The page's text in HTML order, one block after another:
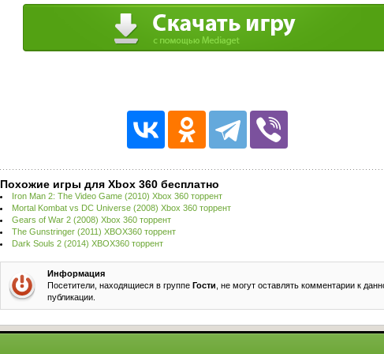
Похожие игры для Xbox 360 бесплатно
Iron Man 2: The Video Game (2010) Xbox 360 торрент
Mortal Kombat vs DC Universe (2008) Xbox 360 торрент
Gears of War 2 (2008) Xbox 360 торрент
The Gunstringer (2011) XBOX360 торрент
Dark Souls 2 (2014) XBOX360 торрент
Информация
Посетители, находящиеся в группе Гости , не могут оставлять комментарии к
публикации.